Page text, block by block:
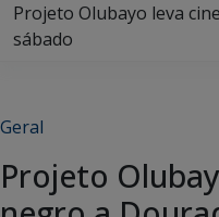
Projeto Olubayo leva
sábado
Geral
Projeto